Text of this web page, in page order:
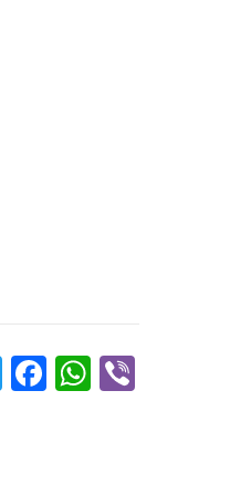
Twitter
Facebook
WhatsApp
Viber